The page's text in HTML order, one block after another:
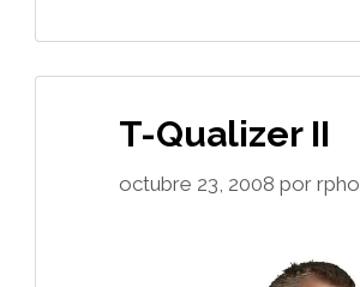
T-Qualizer II
octubre 23, 2008 por